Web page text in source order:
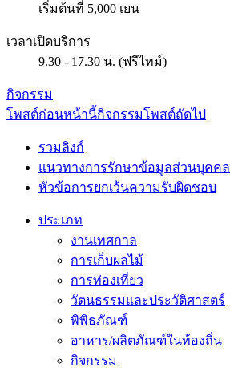
เริ่มต้นที่ 5,000 เยน
เวลาเปิดบริการ
9.30 - 17.30 น. (ฟรีไทม์)
กิจกรรม
โพสต์ก่อนหน้านี้กิจกรรมโพสต์ถัดไป
รวมลิงก์
แนวทางการรักษาข้อมูลส่วนบุคคล
หัวข้อการยกเว้นความรับผิดชอบ
ประเภท
งานเทศกาล
การเก็บผลไม้
การท่องเที่ยว
วัตนธรรมและประวัติศาสตร์
พิพิธภัณฑ์
อาหาร/ผลิตภัณฑ์ในท้องถิ่น
กิจกรรม